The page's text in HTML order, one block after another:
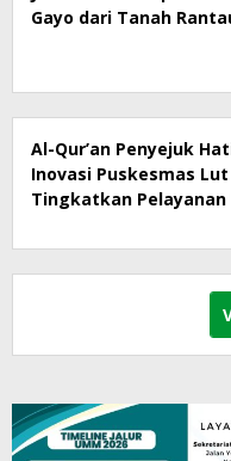
Gayo dari Tanah
Al-Qur’an Penyejuk
Inovasi Puskesmas
Tingkatkan Pelayanan